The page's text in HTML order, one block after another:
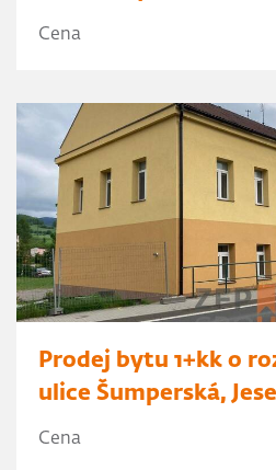
Cena
Prodej bytu 1+kk o
ulice Šumperská,
Cena